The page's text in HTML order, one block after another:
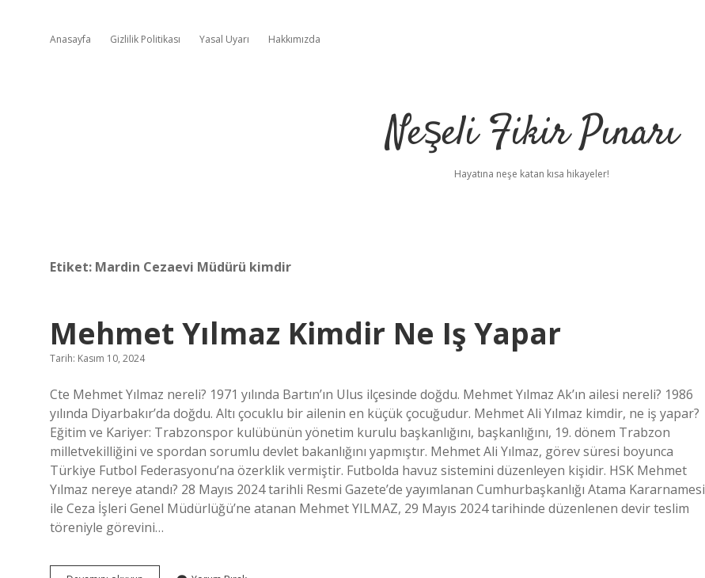
Anasayfa Gizlilik Politikası Yasal Uyarı Hakkımızda
Neşeli Fikir Pınarı
Hayatına neşe katan kısa hikayeler!
Etiket: Mardin Cezaevi Müdürü kimdir
Mehmet Yılmaz Kimdir Ne Iş Yapar
Tarih: Kasım 10, 2024
Cte Mehmet Yılmaz nereli? 1971 yılında Bartın’ın Ulus ilçesinde doğdu. Mehmet Yılmaz Ak’ın ailesi nereli? 1986
yılında Diyarbakır’da doğdu. Altı çocuklu bir ailenin en küçük çocuğudur. Mehmet Ali Yılmaz kimdir, ne iş yapar?
Eğitim ve Kariyer: Trabzonspor kulübünün yönetim kurulu başkanlığını, başkanlığını, 19. dönem Trabzon
milletvekilliğini ve spordan sorumlu devlet bakanlığını yapmıştır. Mehmet Ali Yılmaz, görev süresi boyunca
Türkiye Futbol Federasyonu’na özerklik vermiştir. Futbolda havuz sistemini düzenleyen kişidir. HSK Mehmet
Yılmaz nereye atandı? 28 Mayıs 2024 tarihli Resmi Gazete’de yayımlanan Cumhurbaşkanlığı Atama Kararnamesi
ile Ceza İşleri Genel Müdürlüğü’ne atanan Mehmet YILMAZ, 29 Mayıs 2024 tarihinde düzenlenen devir teslim
töreniyle görevini…